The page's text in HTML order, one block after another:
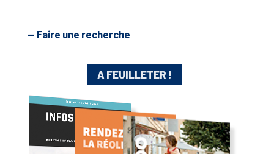
— Faire une recherche
A FEUILLETER !